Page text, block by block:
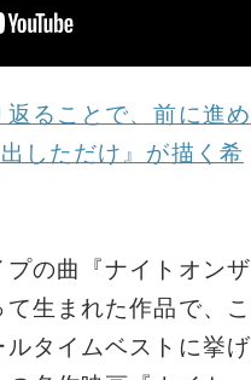
返ることで、前に進め
しただけ』が描く希
の曲『ナイトオンザ
生まれた作品で、こ
タイムベストに挙げ